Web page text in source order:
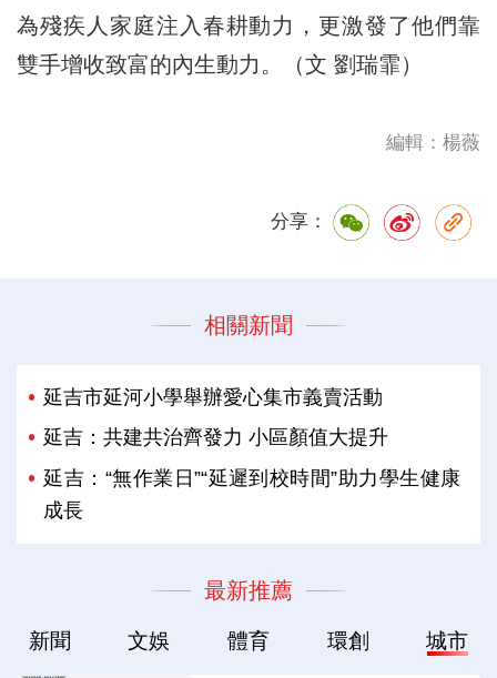
為殘疾人家庭注入春耕動力，更激發了他們靠
雙手增收致富的內生動力。（文 劉瑞霏）
編輯：楊薇
分享：
相關新聞
延吉市延河小學舉辦愛心集市義賣活動
延吉：共建共治齊發力 小區顏值大提升
延吉：“無作業日”“延遲到校時間”助力學生健康
成長
最新推薦
新聞 文娛 體育 環創 城市